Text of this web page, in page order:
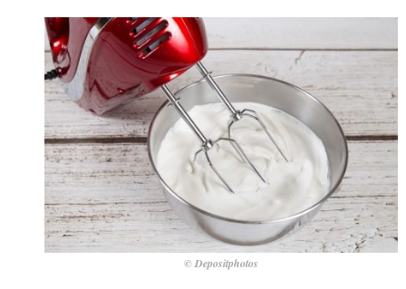
© Depositphotos